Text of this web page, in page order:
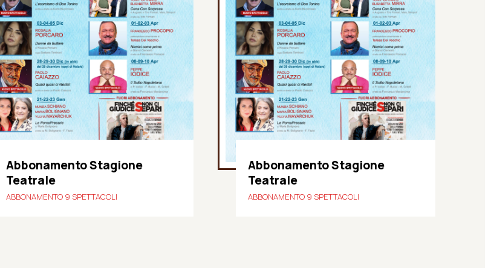
Abbonamento Stagione
Teatrale
ABBONAMENTO 9 SPETTACOLI
Abbonamento Stagione
Teatrale
ABBONAMENTO 9 SPETTACOLI